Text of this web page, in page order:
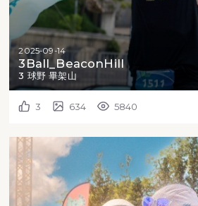
2025-09-14
3Ball_BeaconHill
3 球野 畢架山
3 634 5840